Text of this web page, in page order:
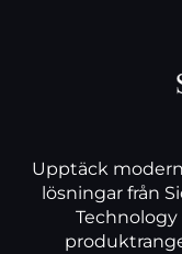
Upptäck
lösningar från
Technology